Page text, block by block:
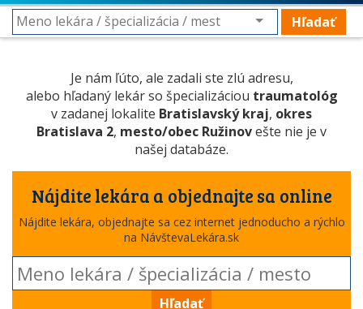
Hľadať
Je nám ľúto, ale zadali ste zlú adresu,
alebo hľadaný lekár so špecializáciou traumatológ
v zadanej lokalite Bratislavský kraj, okres
Bratislava 2, mesto/obec Ružinovešte nie je v
našej databáze.
Nájdite lekára a objednajte sa online
Nájdite lekára, objednajte sa cez internet jednoducho a rýchlo
na NávštevaLekára.sk
Hľadať